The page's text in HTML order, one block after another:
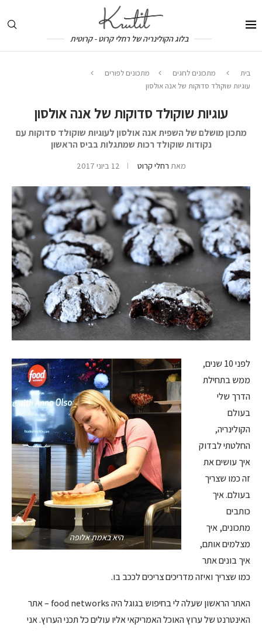
בלוג הקולינריה של רחלי קרוט - קרוטית
בית מתכונים לחגים
מתכונים לפורים
עוגיות שוקולד סדוקות של אנה אולסון
עוגיות שוקולד סדוקות של אנה אולסון
מתכון מושלם של השפית אנה אולסון לעוגיות שוקולד סדוקות עם
נקודות שוקולד רכות שמתגלות בביס הראשון
מאת רחלי קרוט 12 ביוני 2017
היא באמת אלופה
לפני 10 שנים,
ממש בתחילת
הדרך שלי
בעולם
הקולינריה,
החלטתי לבדוק
איך עושים את
זה כמו שצריך
בעולם. איך
כותבים
מתכונים, איך
מצלמים אותם,
איך בונים אתר
כמו שצריך ואיזה מדריכים צריכים לככב בו.
האתר הראשון שעלה לי בחיפוש בגוגל היה food networks – אתר
האינטרנט של ערוץ האוכל האמריקאי אליו עולים כל תכני הערוץ. אני